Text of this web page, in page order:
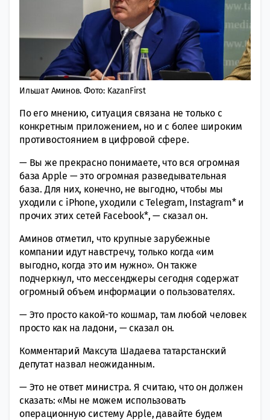
Ильшат Аминов. Фото: KazanFirst
По его мнению, ситуация связана не только с
конкретным приложением, но и с более широким
противостоянием в цифровой сфере.
— Вы же прекрасно понимаете, что вся огромная
база Apple — это огромная разведывательная
база. Для них, конечно, не выгодно, чтобы мы
уходили с iPhone, уходили с Telegram, Instagram* и
прочих этих сетей Facebook*, — сказал он.
Аминов отметил, что крупные зарубежные
компании идут навстречу, только когда «им
выгодно, когда это им нужно». Он также
подчеркнул, что мессенджеры сегодня содержат
огромный объем информации о пользователях.
— Это просто какой-то кошмар, там любой человек
просто как на ладони, — сказал он.
Комментарий Максута Шадаева татарстанский
депутат назвал неожиданным.
— Это не ответ министра. Я считаю, что он должен
сказать: «Мы не можем использовать
операционную систему Apple, давайте будем